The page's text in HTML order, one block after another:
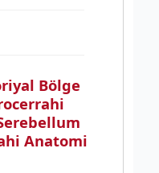
Bölge
Anatomi